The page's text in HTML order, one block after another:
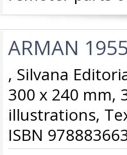
‎ARMAN
‎, Silvana
300 x 240 mm,
illustrations,
ISBN